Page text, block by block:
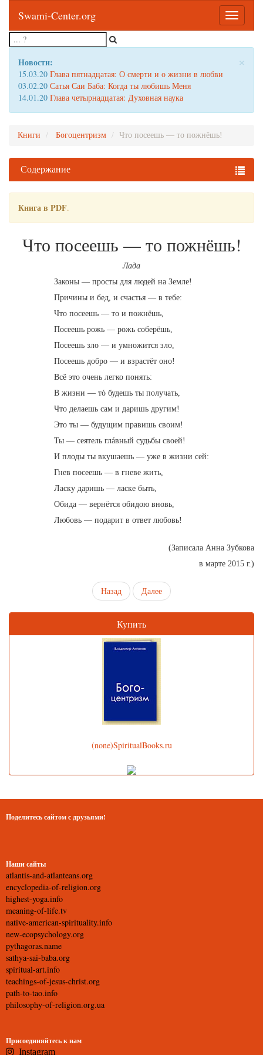
Toggle
Swami-Center.org
×
Новости:
15.03.20 Глава пятнадцатая: О смерти и о жизни в любви
03.02.20 Сатья Саи Баба: Когда ты любишь Меня
14.01.20 Глава четырнадцатая: Духовная наука
Книги Богоцентризм Что посеешь — то пожнёшь!
Содержание
Книга в PDF.
Что посеешь — то пожнёшь!
Лада
Законы — просты для людей на Земле!
Причины и бед, и счастья — в тебе:
Что посеешь — то и пожнёшь,
Посеешь рожь — рожь соберёшь,
Посеешь зло — и умножится зло,
Посеешь добро — и взрастёт оно!
Всё это очень легко понять:
В жизни — тό будешь ты получать,
Что делаешь сам и даришь другим!
Это ты — будущим правишь своим!
Ты — сеятель глáвный судьбы своей!
И плоды ты вкушаешь — уже в жизни сей:
Гнев посеешь — в гневе жить,
Ласку даришь — ласке быть,
Обида — вернётся обидою вновь,
Любовь — подарит в ответ любовь!
(Записала Анна Зубкова
в марте 2015 г.)
Назад Далее
Купить
(none)SpiritualBooks.ru
Поделитесь сайтом с друзьями!
Наши сайты
atlantis-and-atlanteans.org
encyclopedia-of-religion.org
highest-yoga.info
meaning-of-life.tv
native-american-spirituality.info
new-ecopsychology.org
pythagoras.name
sathya-sai-baba.org
spiritual-art.info
teachings-of-jesus-christ.org
path-to-tao.info
philosophy-of-religion.org.ua
Присоединяйтесь к нам
Instagram